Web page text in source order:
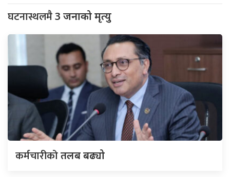
घटनास्थलमै3 जनाको मृत्यु
कर्मचारीकोतलब बढ्यो